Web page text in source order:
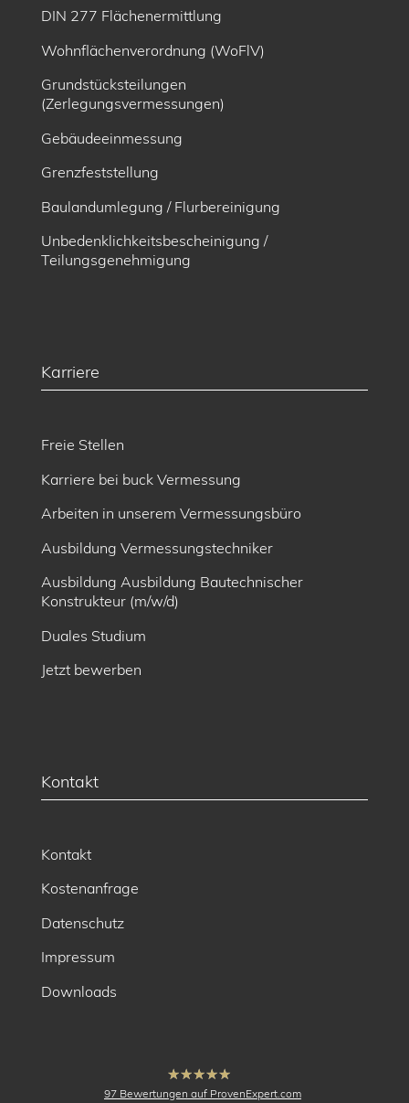
DIN 277 Flächenermittlung
Wohnflächenverordnung (WoFlV)
Grundstücksteilungen
(Zerlegungsvermessungen)
Gebäudeeinmessung
Grenzfeststellung
Baulandumlegung / Flurbereinigung
Unbedenklichkeitsbescheinigung /
Teilungsgenehmigung
Karriere
Freie Stellen
Karriere bei buck Vermessung
Arbeiten in unserem Vermessungsbüro
Ausbildung Vermessungstechniker
Ausbildung Ausbildung Bautechnischer
Konstrukteur (m/w/d)
Duales Studium
Jetzt bewerben
Kontakt
Kontakt
Kostenanfrage
Datenschutz
Impressum
Downloads
hat4.91
97Bewertungen auf ProvenExpert.com